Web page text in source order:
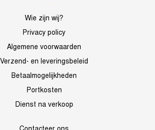
Wie zijn wij?
Privacy policy
Algemene voorwaarden
Verzend- en leveringsbeleid
Betaalmogelijkheden
Portkosten
Dienst na verkoop